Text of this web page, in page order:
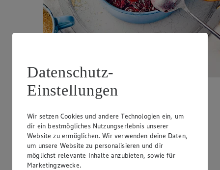
Cranberry Sauce
Zubereitungsdauer
35 min.
Ernährungsweise
Glutenfrei
Datenschutz-
Einstellungen
Wir setzen Cookies und andere Technologien ein, um
dir ein bestmögliches Nutzungserlebnis unserer
Website zu ermöglichen. Wir verwenden deine Daten,
um unsere Website zu personalisieren und dir
möglichst relevante Inhalte anzubieten, sowie für
Marketingzwecke.